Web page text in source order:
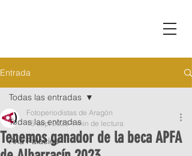
Entrada
Todas las entradas
Ana Palacios
Todas las entradas
Tenemos ganador de la beca APFA
Fotoperiodistas de Aragón
15 sept 2023 1 min de lectura